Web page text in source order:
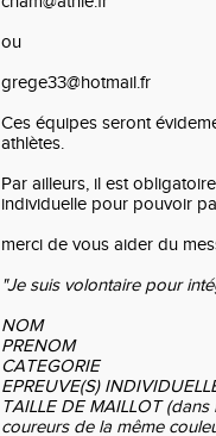
ou
grege33@hotmail.fr
Ces équipes seront
athlètes.
Par ailleurs, il est
individuelle pour pouvoir
merci de vous aider du
"Je suis volontaire pour
NOM
PRENOM
CATEGORIE
EPREUVE(S)
TAILLE DE MAILLOT
coureurs de la même